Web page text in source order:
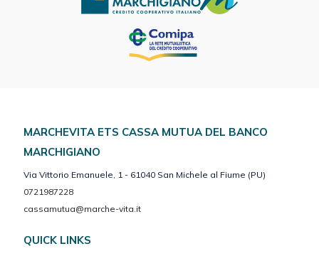
MARCHEVITA ETS CASSA MUTUA DEL BANCO
MARCHIGIANO
Via Vittorio Emanuele, 1 - 61040 San Michele al Fiume (PU)
0721987228
cassamutua@marche-vita.it
QUICK LINKS